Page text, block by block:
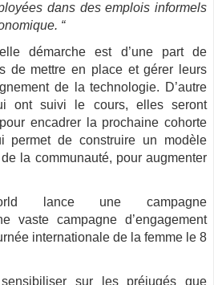
dans des emplois informels
“
démarche est d’une part de
de mettre en place et gérer leurs
de la technologie. D’autre
ont suivi le cours, elles seront
encadrer la prochaine cohorte
permet de construire un modèle
la communauté, pour augmenter
lance une campagne
vaste campagne d’engagement
internationale de la femme le 8
sur les préjugés que